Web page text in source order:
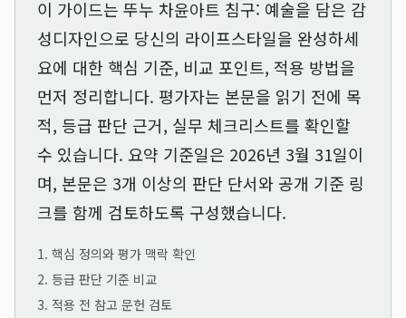
이 가이드는 뚜누 차윤아트 침구: 예술을 담은 감
성디자인으로 당신의 라이프스타일을 완성하세
요에 대한 핵심 기준, 비교 포인트, 적용 방법을
먼저 정리합니다. 평가자는 본문을 읽기 전에 목
적, 등급 판단 근거, 실무 체크리스트를 확인할
수 있습니다. 요약 기준일은 2026년 3월 31일이
며, 본문은 3개 이상의 판단 단서와 공개 기준 링
크를 함께 검토하도록 구성했습니다.
1. 핵심 정의와 평가 맥락 확인
2. 등급 판단 기준 비교
3. 적용 전 참고 문헌 검토